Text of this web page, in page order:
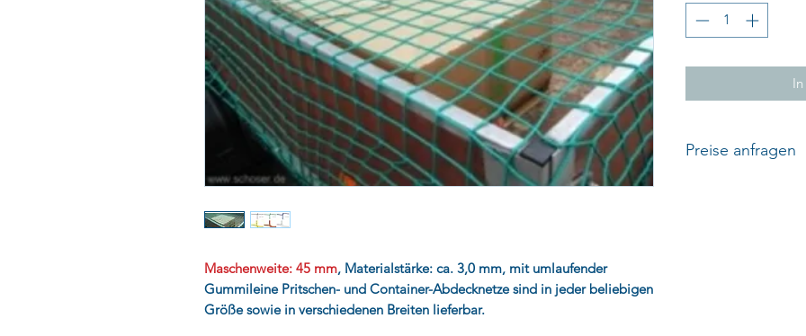
Maschenweite: 45 mm, Materialstärke: ca. 3,0 mm, mit umlaufender
Gummileine Pritschen- und Container-Abdecknetze sind in jeder beliebigen
Größe sowie in verschiedenen Breiten lieferbar.
Preise anfragen